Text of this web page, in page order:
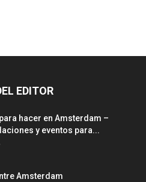
EDITOR
hacer en Amsterdam –
y eventos para...
Amsterdam